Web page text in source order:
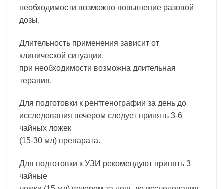
необходимости возможно повышение разовой
дозы.
Длительность применения зависит от
клинической ситуации,
при необходимости возможна длительная
терапия.
Для подготовки к рентгенографии за день до
исследования вечером следует принять 3-6
чайных ложек
(15-30 мл) препарата.
Для подготовки к УЗИ рекомендуют принять 3
чайные